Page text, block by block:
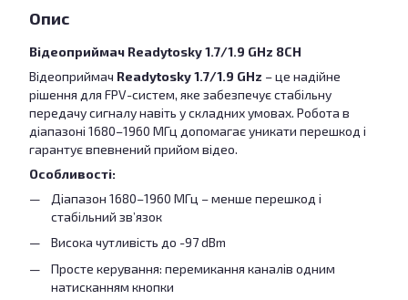
Опис
Відеоприймач Readytosky 1.7/1.9 GHz 8CH
Відеоприймач Readytosky 1.7/1.9 GHz – це надійне
рішення для FPV-систем, яке забезпечує стабільну
передачу сигналу навіть у складних умовах. Робота в
діапазоні 1680–1960 МГц допомагає уникати перешкод і
гарантує впевнений прийом відео.
Особливості:
Діапазон 1680–1960 МГц – менше перешкод і
стабільний зв’язок
Висока чутливість до -97 dBm
Просте керування: перемикання каналів одним
натисканням кнопки